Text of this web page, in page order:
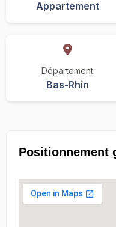
Appartement
Département
Bas-Rhin
Positionnement